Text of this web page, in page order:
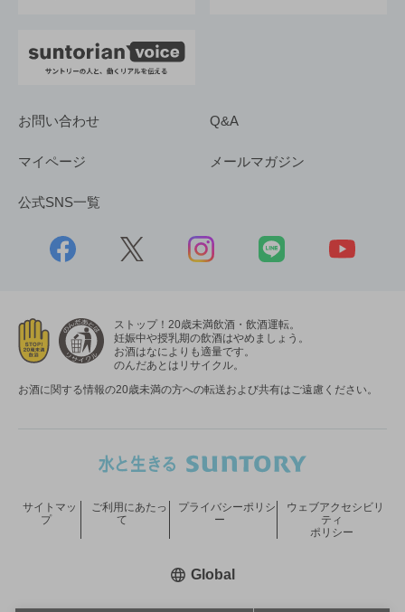
お問い合わせ Q&A
マイページ メールマガジン
公式SNS一覧
ストップ！20歳未満飲酒・飲酒運転。
妊娠中や授乳期の飲酒はやめましょう。
お酒はなによりも適量です。
のんだあとはリサイクル。
お酒に関する情報の20歳未満の方への転送および共有はご遠慮ください。
サイトマッ
プ
ご利用にあたっ
て
プライバシーポリシ
ー
ウェブアクセシビリ
ティ
ポリシー
Global新しいウィンドウで開く